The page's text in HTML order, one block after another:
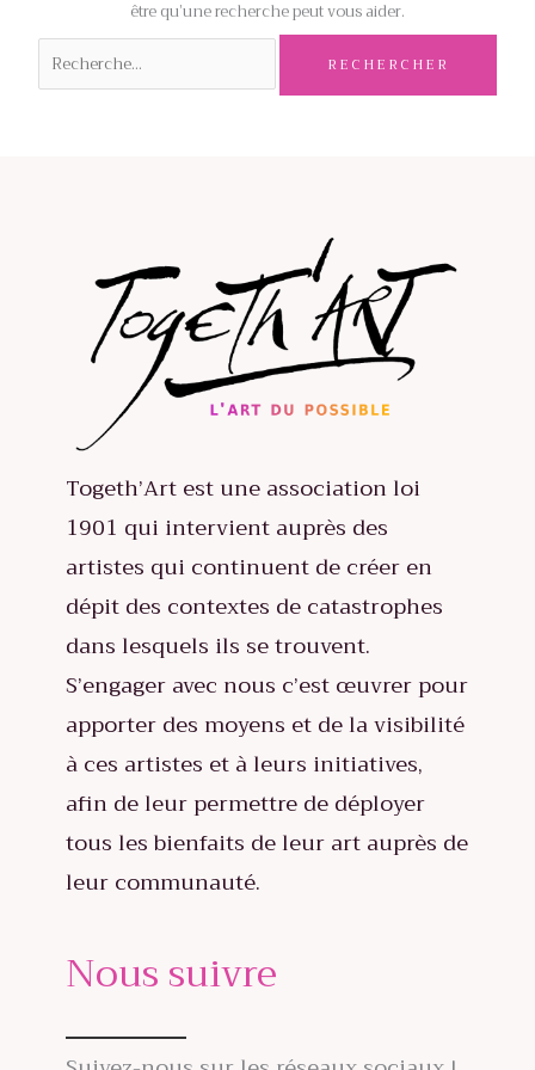
être qu’une recherche peut vous aider.
Rechercher :
Togeth’Art est une association loi
1901 qui intervient auprès des
artistes qui continuent de créer en
dépit des contextes de catastrophes
dans lesquels ils se trouvent.
S’engager avec nous c’est œuvrer pour
apporter des moyens et de la visibilité
à ces artistes et à leurs initiatives,
afin de leur permettre de déployer
tous les bienfaits de leur art auprès de
leur communauté.
Nous suivre